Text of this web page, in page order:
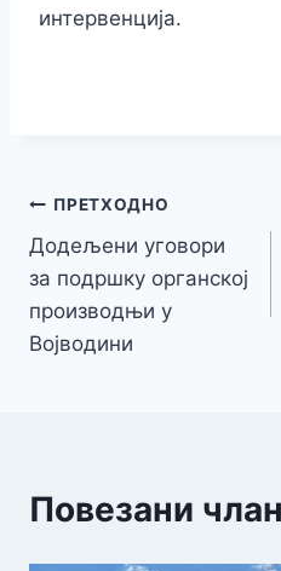
интервенција.
Кретање
чланка
ПРЕТХОДНО
Додељени уговори
за подршку органској
производњи у
Војводини
Повезани